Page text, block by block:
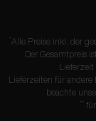
Alle Preise inkl. der
Der Gesamtpreis
Lieferzeiten für
beachte